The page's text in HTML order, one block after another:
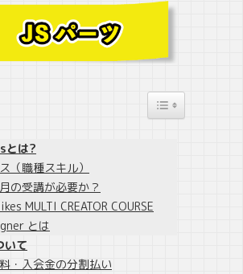
Toggle Table
とは?
（職種スキル）
の受講が必要か？
MULTI CREATOR COURSE
とは
いて
・入会金の分割払い